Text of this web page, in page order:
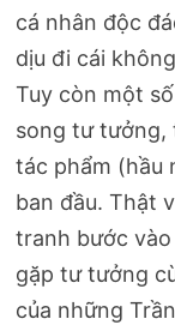
cá nhân độc
dịu đi cái
Tuy còn một
song tư tưởng,
tác phẩm (hầu
ban đầu. Thật
tranh bước
gặp tư tưởng
của những